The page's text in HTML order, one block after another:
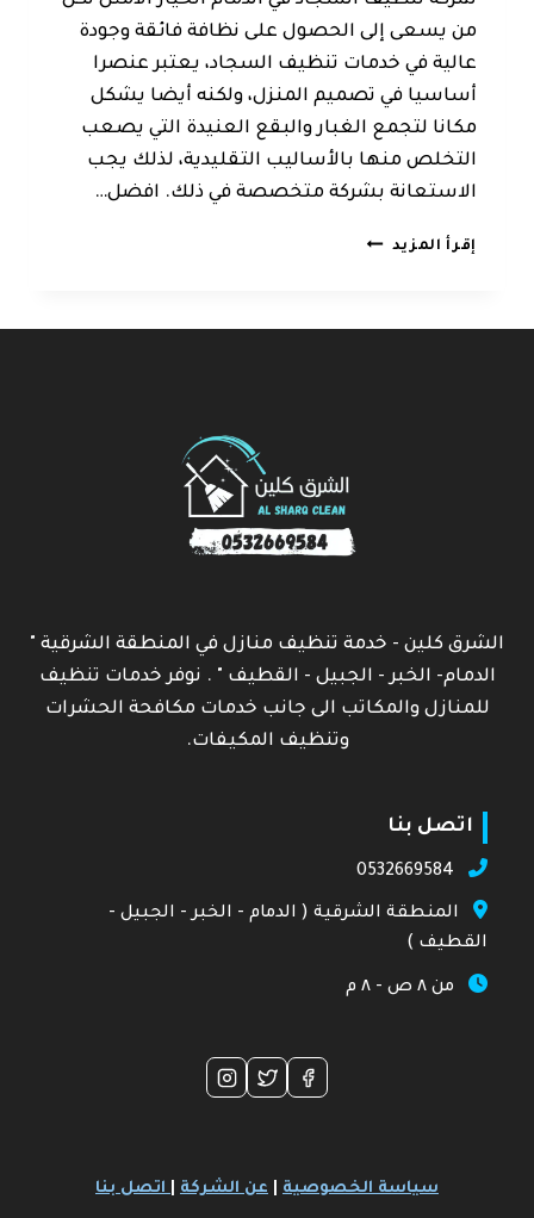
من يسعى إلى الحصول على نظافة فائقة وجودة
عالية في خدمات تنظيف السجاد، يعتبر عنصرا
أساسيا في تصميم المنزل، ولكنه أيضا يشكل
مكانا لتجمع الغبار والبقع العنيدة التي يصعب
التخلص منها بالأساليب التقليدية، لذلك يجب
الاستعانة بشركة متخصصة في ذلك. افضل…
إقرأ المزيد شركة
الشرق كلين - خدمة تنظيف منازل في المنطقة الشرقية "
الدمام- الخبر - الجبيل - القطيف " . نوفر خدمات تنظيف
للمنازل والمكاتب الى جانب خدمات مكافحة الحشرات
وتنظيف المكيفات.
اتصل بنا
المنطقة الشرقية ( الدمام - الخبر - الجبيل -
القطيف )
من ٨ ص - ٨ م
سياسة الخصوصية عن الشركة اتصل بنا